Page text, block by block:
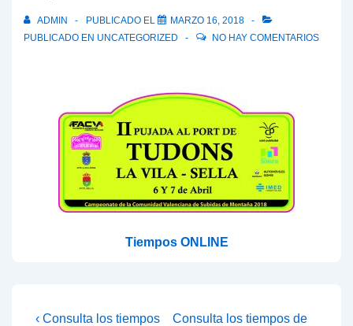
ADMIN PUBLICADO EL
MARZO 16, 2018
PUBLICADO EN UNCATEGORIZED NO HAY COMENTARIOS
Tiempos ONLINE
Navegación
La
‹ Consulta los tiempos
La
Consulta los tiempos de